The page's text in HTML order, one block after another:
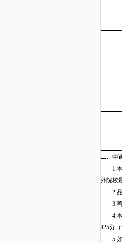
二、 申
1.本
外院校
2.
3.
4.
425分（
5.